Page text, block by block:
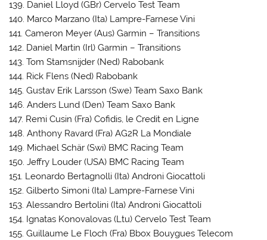
139. Daniel Lloyd (GBr) Cervelo Test Team
140. Marco Marzano (Ita) Lampre-Farnese Vini
141. Cameron Meyer (Aus) Garmin – Transitions
142. Daniel Martin (Irl) Garmin – Transitions
143. Tom Stamsnijder (Ned) Rabobank
144. Rick Flens (Ned) Rabobank
145. Gustav Erik Larsson (Swe) Team Saxo Bank
146. Anders Lund (Den) Team Saxo Bank
147. Remi Cusin (Fra) Cofidis, le Credit en Ligne
148. Anthony Ravard (Fra) AG2R La Mondiale
149. Michael Schär (Swi) BMC Racing Team
150. Jeffry Louder (USA) BMC Racing Team
151. Leonardo Bertagnolli (Ita) Androni Giocattoli
152. Gilberto Simoni (Ita) Lampre-Farnese Vini
153. Alessandro Bertolini (Ita) Androni Giocattoli
154. Ignatas Konovalovas (Ltu) Cervelo Test Team
155. Guillaume Le Floch (Fra) Bbox Bouygues Telecom